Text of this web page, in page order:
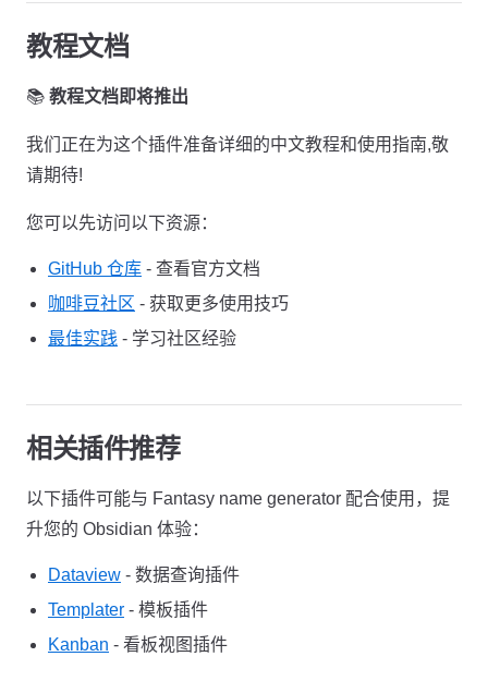
教程文档
📚 教程文档即将推出
我们正在为这个插件准备详细的中文教程和使用指南,敬
请期待!
您可以先访问以下资源：
GitHub 仓库 - 查看官方文档
咖啡豆社区 - 获取更多使用技巧
最佳实践 - 学习社区经验
相关插件推荐
以下插件可能与 Fantasy name generator 配合使用，提
升您的 Obsidian 体验：
Dataview - 数据查询插件
Templater - 模板插件
Kanban - 看板视图插件